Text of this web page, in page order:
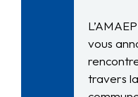
vous
travers